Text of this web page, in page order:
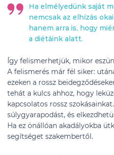
Ha elmélyedünk saját
nemcsak az elhízás
hanem arra is, hogy
a diétáink alatt.
Így felismerhetjük, mikor
A felismerés már fél siker:
ezeken a rossz
tehát a kulcs ahhoz, hogy
kapcsolatos rossz
súlygyarapodást, és
Ha ez önállóan akadályokba
segítséget szakembertől.